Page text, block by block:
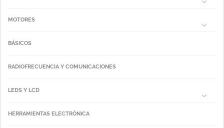
MOTORES
BÁSICOS
RADIOFRECUENCIA Y COMUNICACIONES
LEDS Y LCD
HERRAMIENTAS ELECTRÓNICA